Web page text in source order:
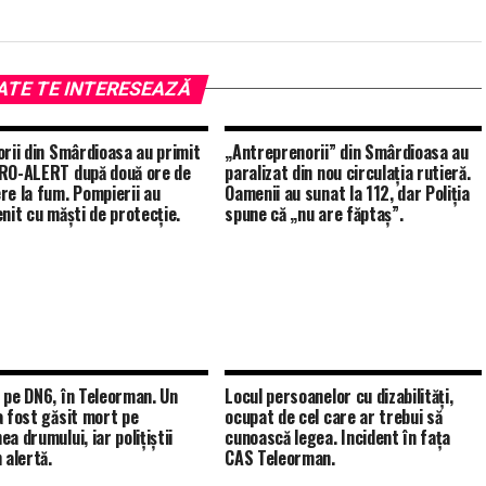
TE INTERESEAZĂ
din Smârdioasa au primit
ALERT după două ore de
la fum. Pompierii au
cu măști de protecție.
„Antreprenorii” din Smârdioasa au
paralizat din nou circulația rutieră.
Oamenii au sunat la 112, dar Poliția
spune că „nu are făptaș”.
DN6, în Teleorman. Un
fost găsit mort pe
drumului, iar polițiștii
alertă.
Locul persoanelor cu dizabilități,
ocupat de cel care ar trebui să
cunoască legea. Incident în fața
CAS Teleorman.